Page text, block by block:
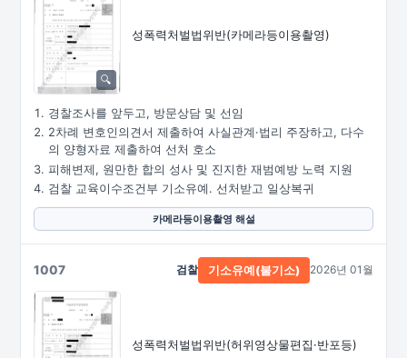
성폭력처벌법위반(카메라등이용촬영)
경찰조사를 앞두고, 방문상담 및 선임
2차례 변호인의견서 제출하여 사실관계·법리 주장하고, 다수
의 양형자료 제출하여 선처 호소
피해변제, 원만한 합의 성사 및 진지한 재범예방 노력 지원
검찰 교육이수조건부 기소유예. 선처받고 일상복귀
카메라등이용촬영 해설
1007
성폭력처벌법위반(허위영상물편집·반포등)
검찰 기소유예(불기소) 2026년 01월